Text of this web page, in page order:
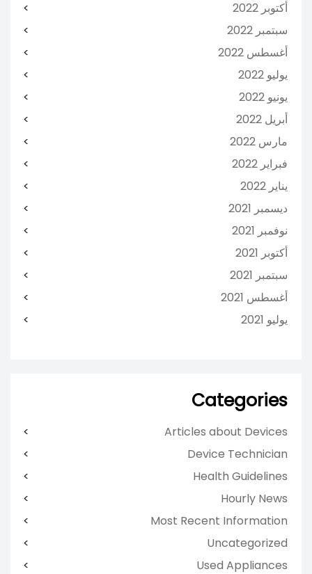
أكتوبر 2022
سبتمبر 2022
أغسطس 2022
يوليو 2022
يونيو 2022
أبريل 2022
مارس 2022
فبراير 2022
يناير 2022
ديسمبر 2021
نوفمبر 2021
أكتوبر 2021
سبتمبر 2021
أغسطس 2021
يوليو 2021
Categories
Articles about Devices
Device Technician
Health Guidelines
Hourly News
Most Recent Information
Uncategorized
Used Appliances